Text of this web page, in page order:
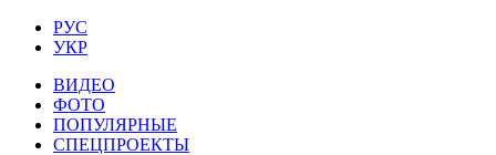
РУС
УКР
ВИДЕО
ФОТО
ПОПУЛЯРНЫЕ
СПЕЦПРОЕКТЫ